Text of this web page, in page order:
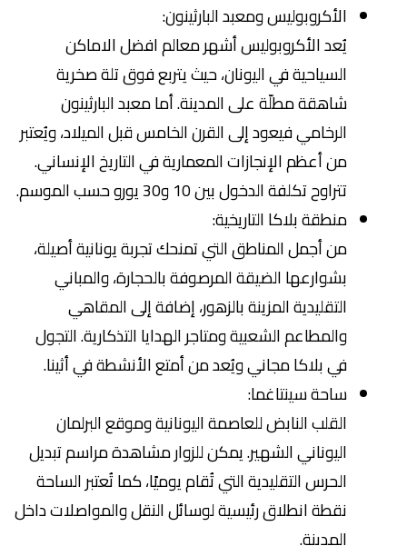
الأكروبوليس ومعبد البارثينون:
يُعد الأكروبوليس أشهر معالم افضل الاماكن
السياحية في اليونان، حيث يتربع فوق تلة صخرية
شاهقة مطلّة على المدينة. أما معبد البارثينون
الرخامي فيعود إلى القرن الخامس قبل الميلاد، ويُعتبر
من أعظم الإنجازات المعمارية في التاريخ الإنساني.
تتراوح تكلفة الدخول بين 10 و30 يورو حسب الموسم.
منطقة بلاكا التاريخية:
من أجمل المناطق التي تمنحك تجربة يونانية أصيلة،
بشوارعها الضيقة المرصوفة بالحجارة، والمباني
التقليدية المزينة بالزهور، إضافة إلى المقاهي
والمطاعم الشعبية ومتاجر الهدايا التذكارية. التجول
في بلاكا مجاني ويُعد من أمتع الأنشطة في أثينا.
ساحة سينتاغما:
القلب النابض للعاصمة اليونانية وموقع البرلمان
اليوناني الشهير. يمكن للزوار مشاهدة مراسم تبديل
الحرس التقليدية التي تُقام يوميًا، كما تُعتبر الساحة
نقطة انطلاق رئيسية لوسائل النقل والمواصلات داخل
المدينة.